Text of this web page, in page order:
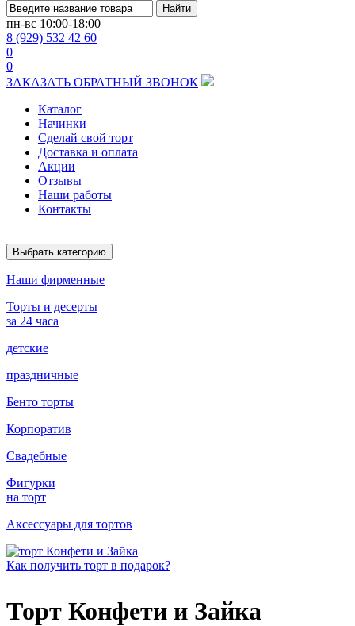
Найти
пн-вс 10:00-18:00
8 (929) 532 42 60
0
0
ЗАКАЗАТЬ ОБРАТНЫЙ ЗВОНОК
Каталог
Начинки
Сделай свой торт
Доставка и оплата
Акции
Отзывы
Наши работы
Контакты
Выбрать категорию
Наши фирменные
Торты и десерты
за 24 часа
детские
праздничные
Бенто торты
Корпоратив
Свадебные
Фигурки
на торт
Аксессуары для тортов
Как получить торт в подарок?
Торт Конфети и Зайка